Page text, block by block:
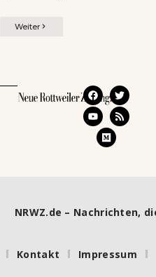
Weiter
NRWZ.de – Nachrichten,
Kontakt Impressum